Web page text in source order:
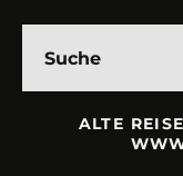
ALTE